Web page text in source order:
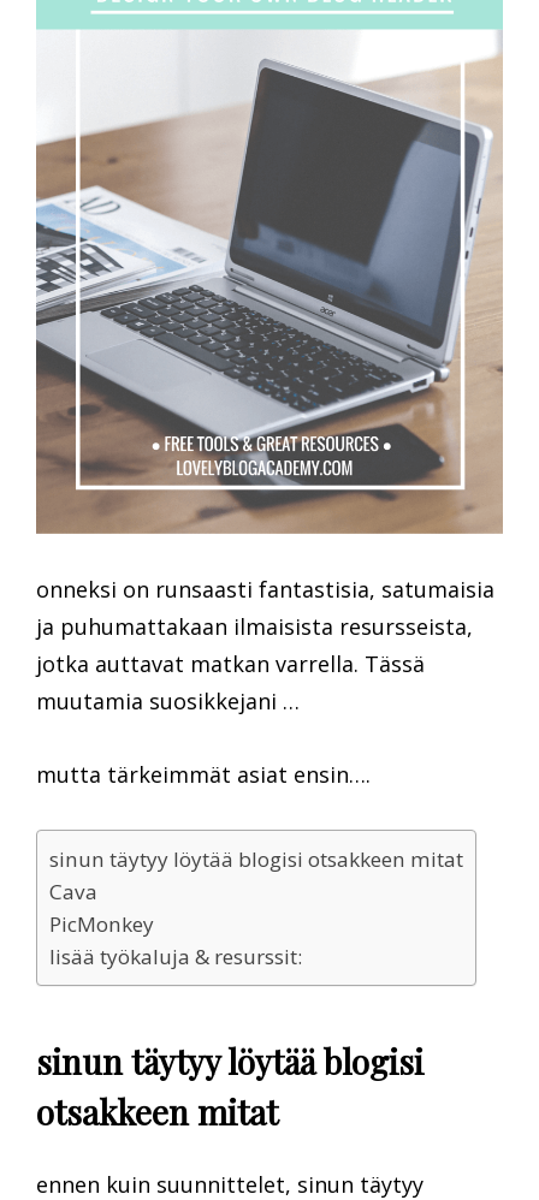
onneksi on runsaasti fantastisia, satumaisia
ja puhumattakaan ilmaisista resursseista,
jotka auttavat matkan varrella. Tässä
muutamia suosikkejani …
mutta tärkeimmät asiat ensin….
sinun täytyy löytää blogisi otsakkeen mitat
Cava
PicMonkey
lisää työkaluja & resurssit:
sinun täytyy löytää blogisi
otsakkeen mitat
ennen kuin suunnittelet, sinun täytyy